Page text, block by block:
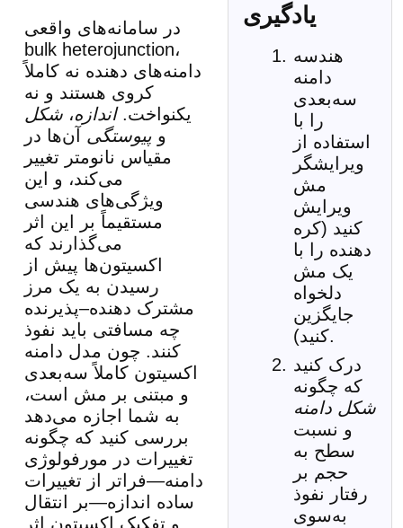
یادگیری
هندسه
دامنه
سه‌بعدی
را با
استفاده از
ویرایشگر
مش
ویرایش
کنید (کره
دهنده را با
یک مش
دلخواه
جایگزین
کنید).
درک کنید
که چگونه
شکل دامنه
و نسبت
سطح به
حجم بر
رفتار نفوذ
به‌سوی
در سامانه‌های واقعی
bulk heterojunction،
دامنه‌های دهنده نه کاملاً
کروی هستند و نه
یکنواخت.اندازه، شکل
و پیوستگی آن‌ها در
مقیاس نانومتر تغییر
می‌کند، و این
ویژگی‌های هندسی
مستقیماً بر این اثر
می‌گذارند که
اکسیتون‌ها پیش از
رسیدن به یک مرز
مشترک دهنده–پذیرنده
چه مسافتی باید نفوذ
کنند. چون مدل دامنه
اکسیتون کاملاً سه‌بعدی
و مبتنی بر مش است،
به شما اجازه می‌دهد
بررسی کنید که چگونه
تغییرات در مورفولوژی
دامنه—فراتر از تغییرات
ساده اندازه—بر انتقال
و تفکیک اکسیتون اثر